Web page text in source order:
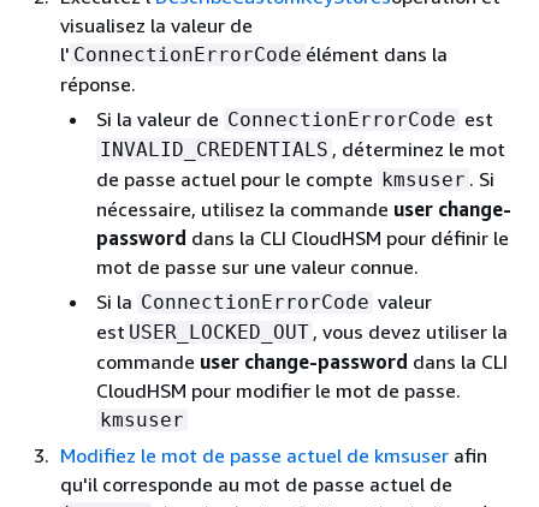
visualisez la valeur de
l' ConnectionErrorCode élément dans la
réponse.
Si la valeur de ConnectionErrorCode est
INVALID_CREDENTIALS , déterminez le mot
de passe actuel pour le compte kmsuser . Si
nécessaire, utilisez la commande user change-
password dans la CLI CloudHSM pour définir le
mot de passe sur une valeur connue.
Si la ConnectionErrorCode valeur
est USER_LOCKED_OUT , vous devez utiliser la
commande user change-password dans la CLI
CloudHSM pour modifier le mot de passe.
kmsuser
Modifiez le mot de passe actuel de kmsuser afin
qu'il corresponde au mot de passe actuel de